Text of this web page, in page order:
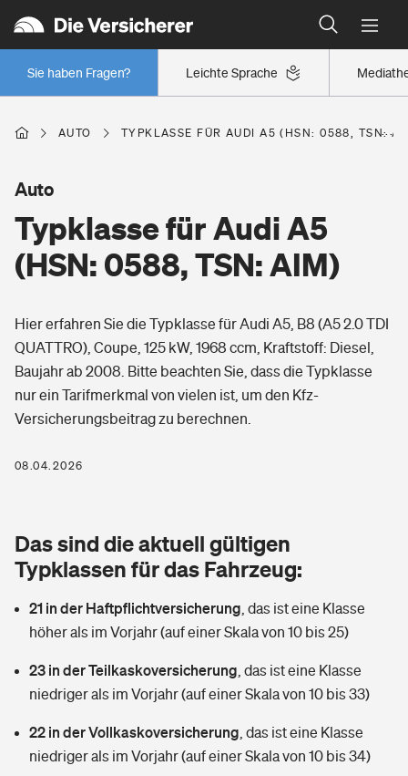
Leichte Sprache
Sie haben Fragen?
Wer versichert was: Jetzt Versicherer finden
Regionalklassen: So ist Ihre Region eingestuft
Wer versichert was: Jetzt Versicherer finden
Berufsunfähigkeitsversicherung
Erwerbsunfähigkeitsversicherung
Grundfähigkeitsversicherung
Arbeitsrechtsschutz
Berufshaftpflichtversicherung
Zur Übersicht
Tools
Wer versichert was: Jetzt Versicherer finden
Sie haben Fragen?
Wohnen
Hausratversicherung
Glasversicherung
Mietkautionsversicherung
Restkreditversicherung
Zur Übersicht
Freizeit
Pri­vate Haft­pflicht­
Kinderunfall­ver­si­che­rung
Kinderinvalidität
Reiseversicherung
Pferdehalter-Haftpflicht
Gesundheit
Private Krankenversicherung
Dread-Disease-Versicherung
Tierkrankenversicherung
AUTO TYPKLASSE FÜR AUDI A5 (HSN: 0588, TSN:
Typklasse für Audi A5
(HSN: 0588, TSN: AIM)
Auto
Hier erfahren Sie die Typklasse für Audi A5, B8 (A5 2.0 TDI
QUATTRO), Coupe, 125 kW, 1968 ccm, Kraftstoff: Diesel,
Baujahr ab 2008. Bitte beachten Sie, dass die Typklasse
nur ein Tarifmerkmal von vielen ist, um den Kfz-
Versicherungsbeitrag zu berechnen.
08.04.2026
Das sind die aktuell gültigen
Typklassen für das Fahrzeug:
21 in der Haftpflichtversicherung das ist eine Klasse
höher als im Vorjahr (auf einer Skala von 10 bis 25)
23 in der Teilkaskoversicherung das ist eine Klasse
niedriger als im Vorjahr (auf einer Skala von 10 bis 33)
22 in der Vollkaskoversicherung das ist eine Klasse
niedriger als im Vorjahr (auf einer Skala von 10 bis 34)